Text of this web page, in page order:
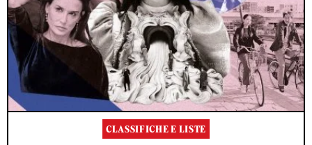
CLASSIFICHE E LISTE